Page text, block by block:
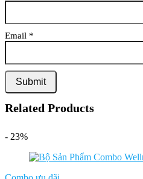
Email *
Related Products
- 23%